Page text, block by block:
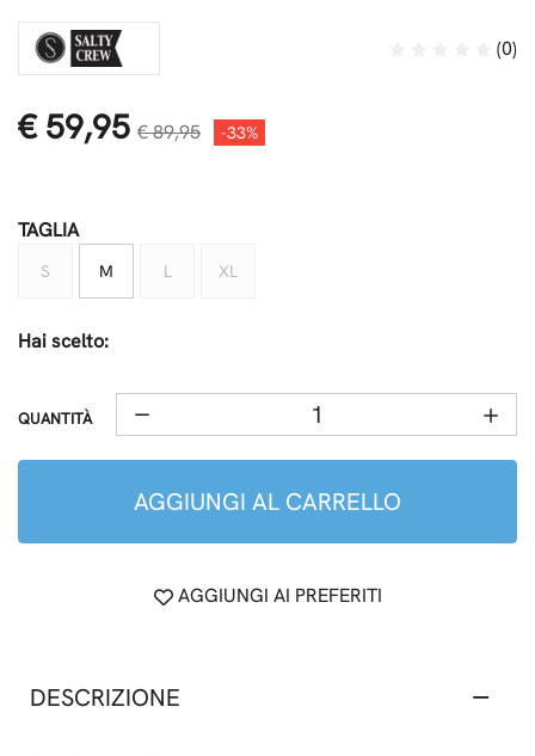
(0)
€ 59,95 € 89,95 -33%
TAGLIA
S M L XL
Hai scelto:
QUANTITÀ
AGGIUNGI AL CARRELLO
AGGIUNGI AI PREFERITI
DESCRIZIONE